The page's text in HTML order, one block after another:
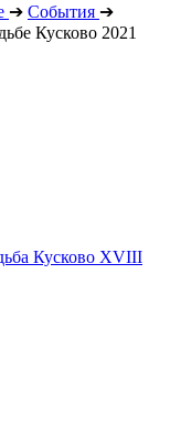
➔ События ➔
Кусково 2021
Кусково XVIII